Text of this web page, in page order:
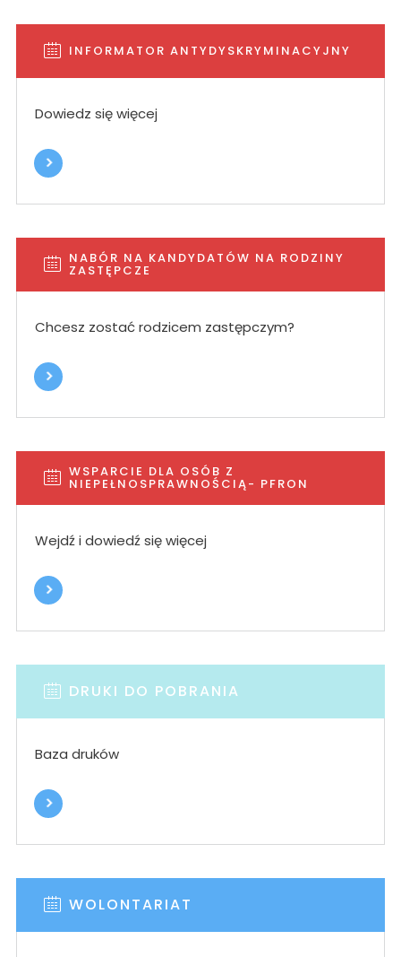
INFORMATOR ANTYDYSKRYMINACYJNY
Dowiedz się więcej
NABÓR NA KANDYDATÓW NA RODZINY
ZASTĘPCZE
Chcesz zostać rodzicem zastępczym?
WSPARCIE DLA OSÓB Z
NIEPEŁNOSPRAWNOŚCIĄ- PFRON
Wejdź i dowiedź się więcej
DRUKI DO POBRANIA
Baza druków
WOLONTARIAT